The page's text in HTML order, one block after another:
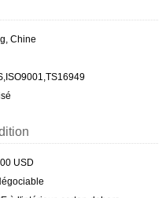
Chine
USD